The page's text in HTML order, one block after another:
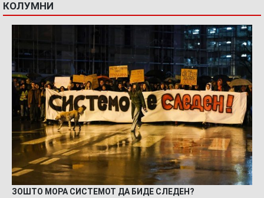
КОЛУМНИ
ЗОШТО МОРА СИСТЕМОТ ДА БИДЕ СЛЕДЕН?